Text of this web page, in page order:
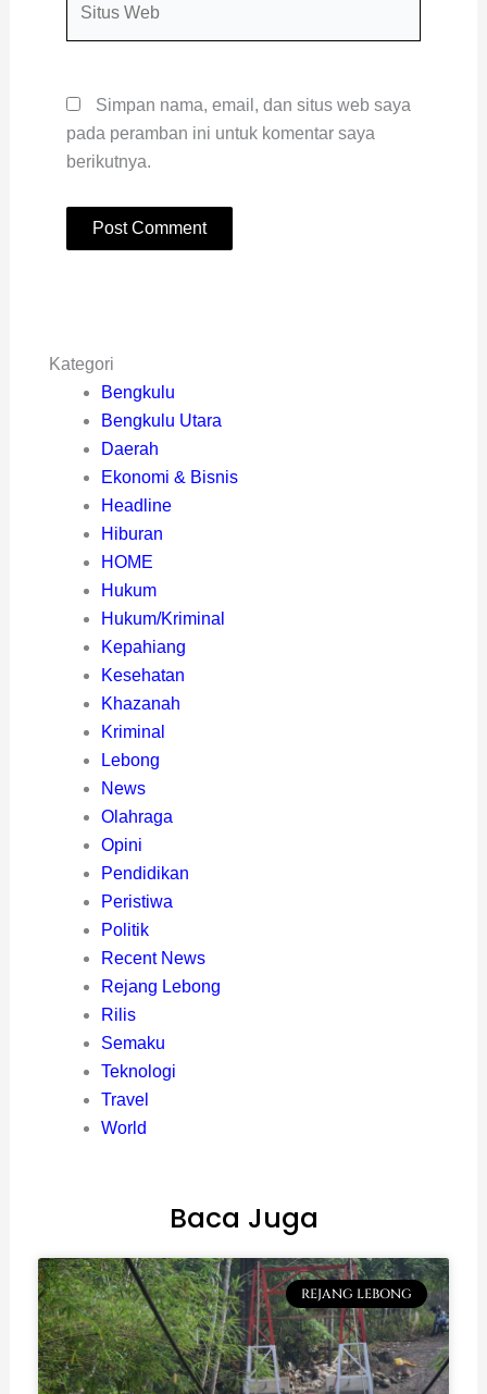
Simpan nama, email, dan situs web saya
pada peramban ini untuk komentar saya
berikutnya.
Kategori
Bengkulu
Bengkulu Utara
Daerah
Ekonomi & Bisnis
Headline
Hiburan
HOME
Hukum
Hukum/Kriminal
Kepahiang
Kesehatan
Khazanah
Kriminal
Lebong
News
Olahraga
Opini
Pendidikan
Peristiwa
Politik
Recent News
Rejang Lebong
Rilis
Semaku
Teknologi
Travel
World
Baca Juga
REJANG LEBONG